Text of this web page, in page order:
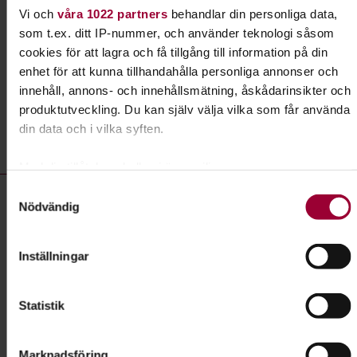
Vi och våra 1022 partnersbehandlar din personliga data,
som t.ex. ditt IP-nummer, och använder teknologi såsom
cookies för att lagra och få tillgång till information på din
enhet för att kunna tillhandahålla personliga annonser och
innehåll, annons- och innehållsmätning, åskådarinsikter och
produktutveckling. Du kan själv välja vilka som får använda
din data och i vilka syften.
kan ha en noggrannhet på upp till flera meter
Ta reda på mer om hur dina personliga uppgifter behandlas
ändra eller dra tillbaka ditt samtycke när som helst från
Nödvändig
Inställningar
Statistik
Läs mer om ämnet
Liknande kurser inomSamhälle &
hållbar utveckling
Studiecirkel/kurs:
Datum
Antal tillfällen